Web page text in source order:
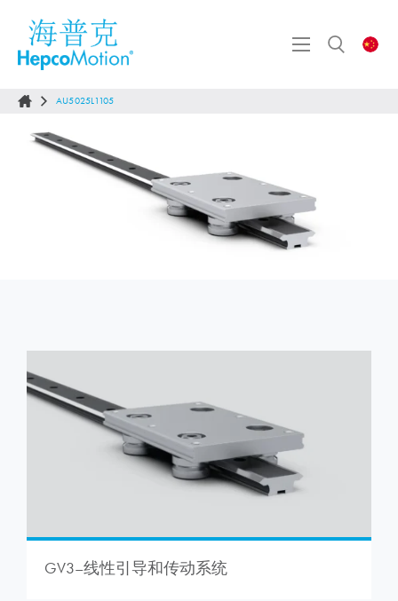
AU5025L1105
GV3–线性引导和传动系统